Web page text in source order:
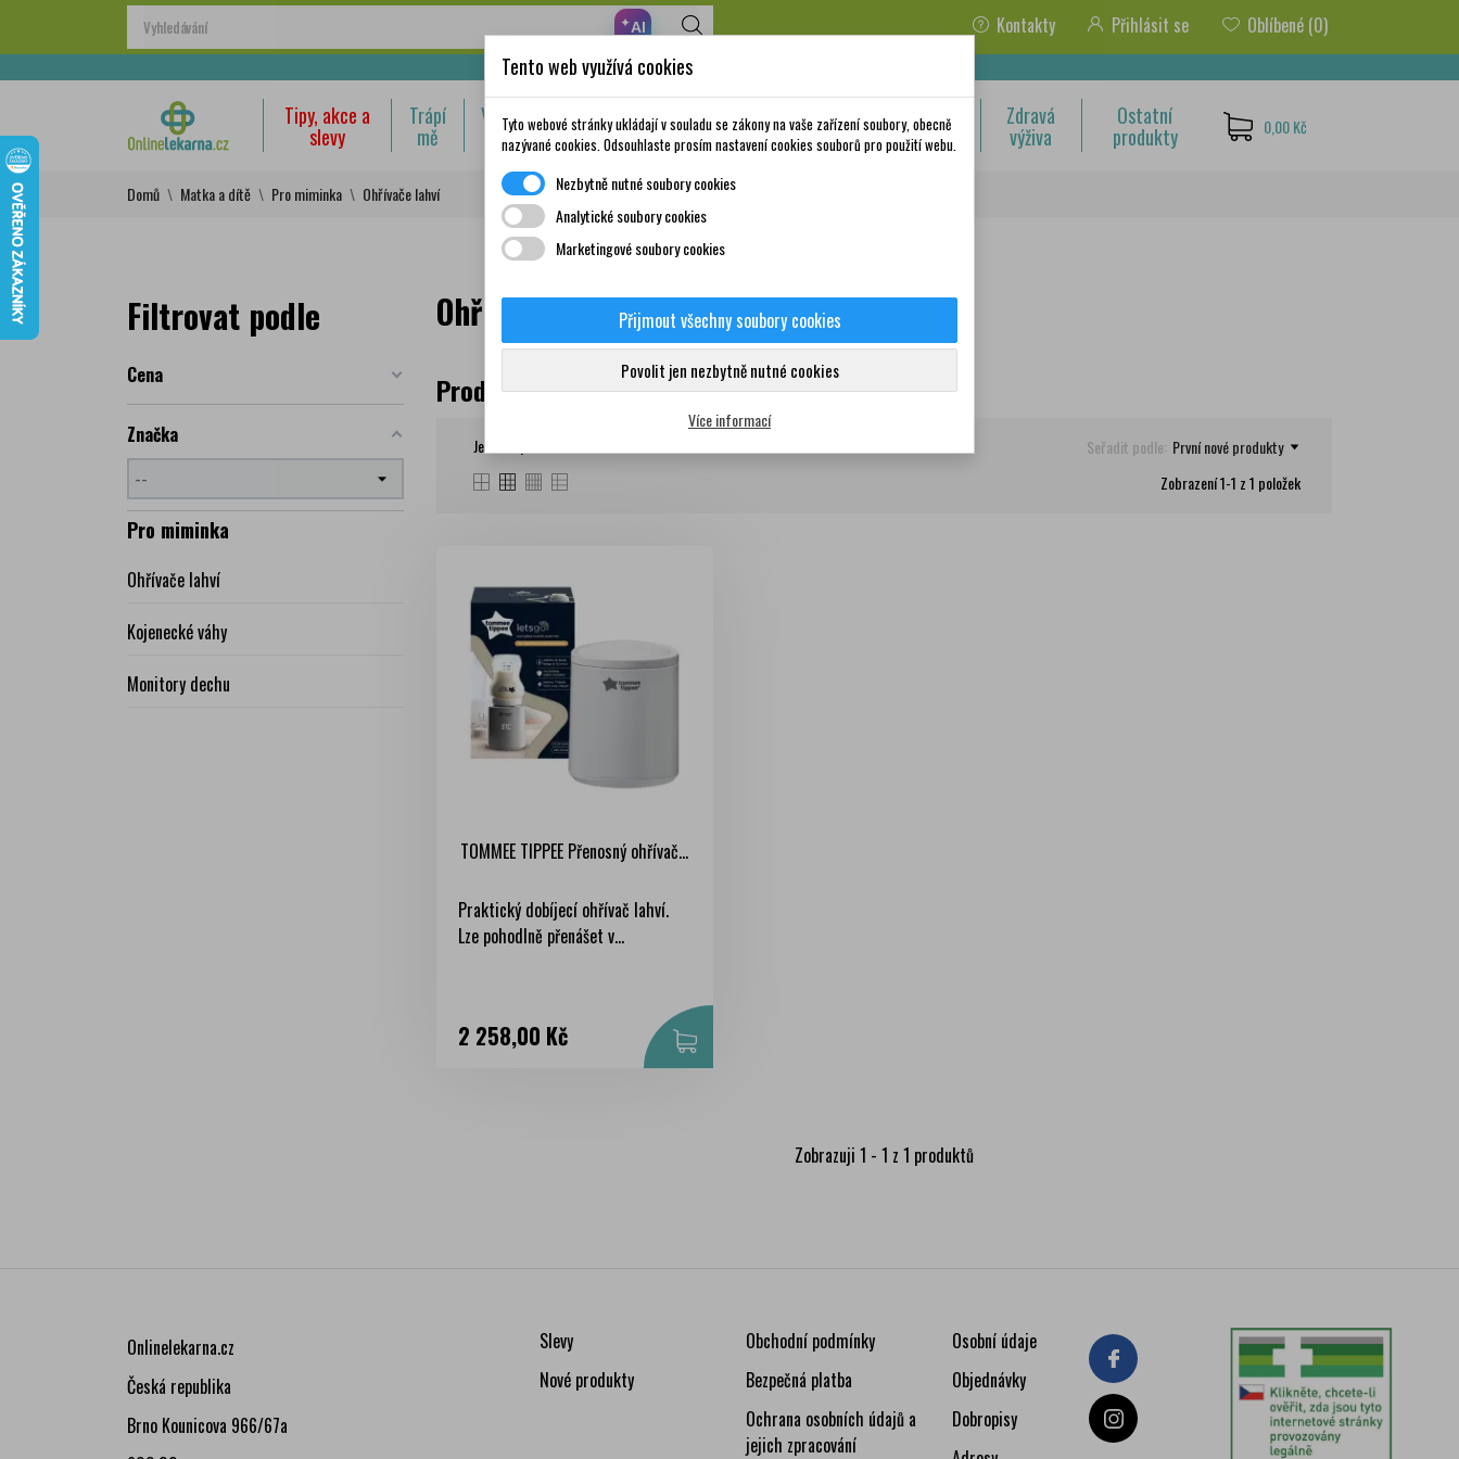
✦AI Kontakty Přihlásit se Oblíbené (0)
Nakupte za 999,- Kč a získáte dopravu zdarma!
Tipy, akce a
slevy
Trápí
mě
Volně prodejné
léky
Doplňky stravy a
vitamíny
Matka a
dítě
Krása a
péče
Zdravá
výživa
Ostatní
produkty 0,00 Kč
Domů Matka a dítě Pro miminka Ohřívače lahví
Filtrovat podle
Cena
Značka
Pro miminka
Ohřívače lahví
Kojenecké váhy
Monitory dechu
Ohřívače lahví
Produkty
Je zde 1 produkt. Seřadit podle: První nové produkty
Zobrazení 1-1 z 1 položek
TOMMEE TIPPEE Přenosný ohřívač...
Praktický dobíjecí ohřívač lahví.
Lze pohodlně přenášet v...
Cena
2 258,00 Kč
Zobrazuji 1 - 1 z 1 produktů
Onlinelekarna.cz
Česká republika
Brno Kounicova 966/67a
Slevy
Nové produkty
Obchodní podmínky
Bezpečná platba
Ochrana osobních údajů a
jejich zpracování
Osobní údaje
Objednávky
Dobropisy
Tento web využívá cookies
Tyto webové stránky ukládají v souladu se zákony na vaše zařízení soubory, obecně
nazývané cookies. Odsouhlaste prosím nastavení cookies souborů pro použití webu.
Nezbytně nutné soubory cookies
Analytické soubory cookies
Marketingové soubory cookies
Přijmout všechny soubory cookies
Povolit jen nezbytně nutné cookies
Více informací